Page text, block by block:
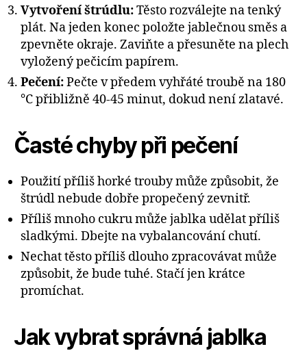
Vytvoření štrúdlu:Těsto rozválejte na tenký
plát. Na jeden konec položte jablečnou směs a
zpevněte okraje. Zaviňte a přesuněte na plech
vyložený pečicím papírem.
Pečení:Pečte v předem vyhřáté troubě na 180
°C přibližně 40-45 minut, dokud není zlatavé.
Časté chyby při pečení
Použití příliš horké trouby může způsobit, že
štrúdl nebude dobře propečený zevnitř.
Příliš mnoho cukru může jablka udělat příliš
sladkými. Dbejte na vybalancování chutí.
Nechat těsto příliš dlouho zpracovávat může
způsobit, že bude tuhé. Stačí jen krátce
promíchat.
Jak vybrat správná jablka